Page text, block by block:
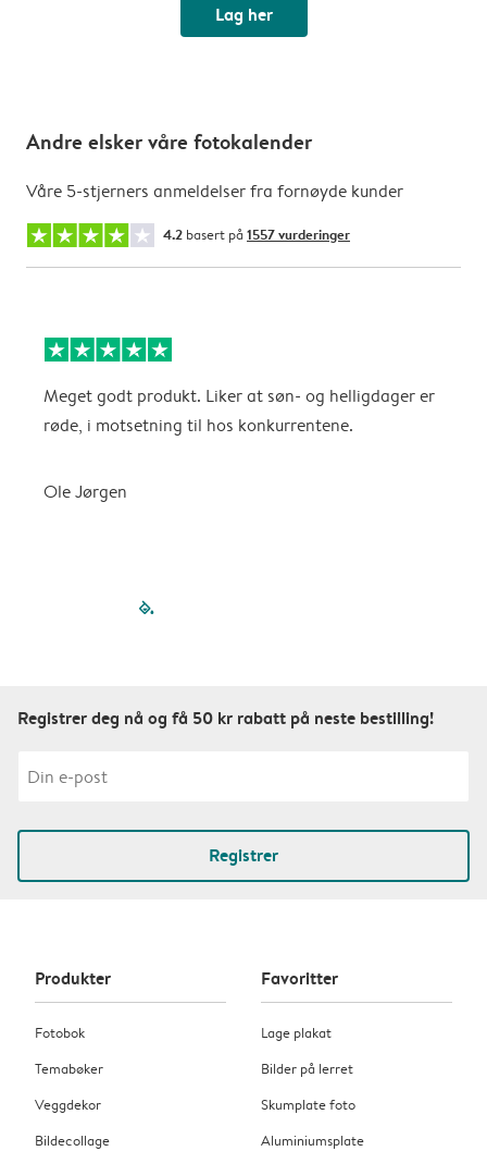
Lag her
Andre elsker våre fotokalender
Våre 5-stjerners anmeldelser fra fornøyde kunder
4.2 basert på 1557 vurderinger
Meget godt produkt. Liker at søn- og helligdager er
røde, i motsetning til hos konkurrentene.
Ole Jørgen
filled-pagination
Registrer deg nå og få 50 kr rabatt på neste bestilling!
Registrer
Produkter
Fotobok
Temabøker
Veggdekor
Bildecollage
Favoritter
Lage plakat
Bilder på lerret
Skumplate foto
Aluminiumsplate